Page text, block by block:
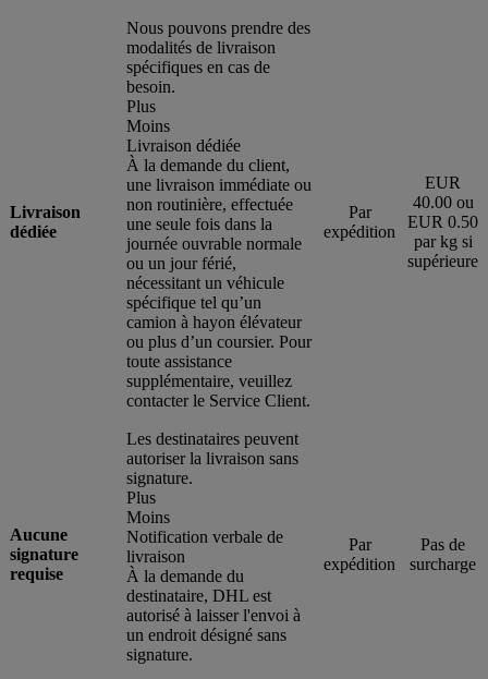
Livraison
dédiée
Nous pouvons prendre des
modalités de livraison
spécifiques en cas de
besoin.
Plus
Moins
Livraison dédiée
À la demande du client,
une livraison immédiate ou
non routinière, effectuée
une seule fois dans la
journée ouvrable normale
ou un jour férié,
nécessitant un véhicule
spécifique tel qu’un
camion à hayon élévateur
ou plus d’un coursier. Pour
toute assistance
supplémentaire, veuillez
contacter le Service Client.
Par
expédition
EUR
40.00 ou
EUR 0.50
par kg si
supérieure
Aucune
signature
requise
Les destinataires peuvent
autoriser la livraison sans
signature.
Plus
Moins
Notification verbale de
livraison
À la demande du
destinataire, DHL est
autorisé à laisser l'envoi à
un endroit désigné sans
signature.
Par
expédition
Pas de
surcharge